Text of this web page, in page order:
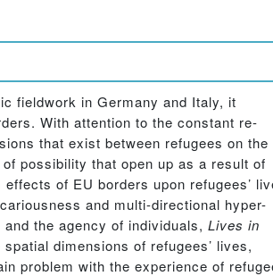
fieldwork in Germany and Italy, it
With attention to the constant re-
that exist between refugees on the
possibility that open up as a result of
of EU borders upon refugees’
and multi-directional hyper-
the agency of individuals, Lives in
dimensions of refugees’ lives,
problem with the experience of